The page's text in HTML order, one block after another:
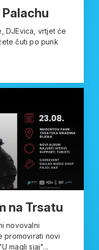
Palachu
DJEvica, vrtjet će
čuti po punk
na Trsatu
novovalni
promovirati novi
magli sjaj"...